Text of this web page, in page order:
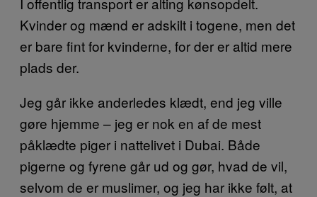
Kvinder og mænd er adskilt i togene, men det
er bare fint for kvinderne, for der er altid mere
plads der.
Jeg går ikke anderledes klædt, end jeg ville
gøre hjemme – jeg er nok en af de mest
påklædte piger i nattelivet i Dubai. Både
pigerne og fyrene går ud og gør, hvad de vil,
selvom de er muslimer, og jeg har ikke følt, at